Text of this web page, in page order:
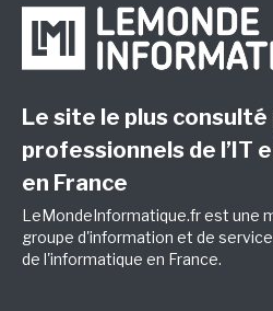
Le site le plus consulté
professionnels de l’IT
en France
LeMondeInformatique.fr est une
groupe d'information et de
de l'informatique en France.